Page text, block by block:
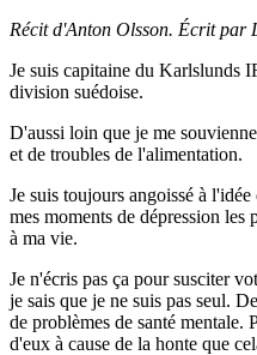
Récit d'Anton Olsson. Écrit par
Je suis capitaine du Karlslunds
division suédoise.
D'aussi loin que je me
et de troubles de l'alimentation.
Je suis toujours angoissé à
mes moments de dépression les
à ma vie.
Je n'écris pas ça pour susciter
je sais que je ne suis pas seul.
de problèmes de santé mentale.
d'eux à cause de la honte que